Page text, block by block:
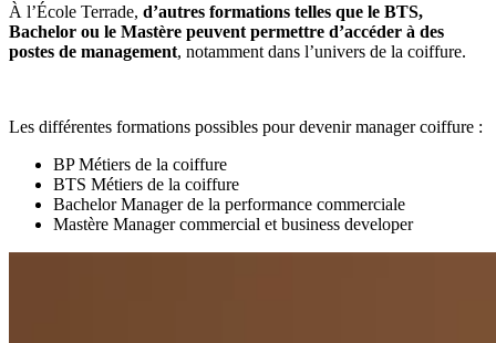
À l’École Terrade, d’autres formations telles que le BTS,
Bachelor ou le Mastère peuvent permettre d’accéder à des
postes de management, notamment dans l’univers de la coiffure.
Les différentes formations possibles pour devenir manager coiffure :
BP Métiers de la coiffure
BTS Métiers de la coiffure
Bachelor Manager de la performance commerciale
Mastère Manager commercial et business developer